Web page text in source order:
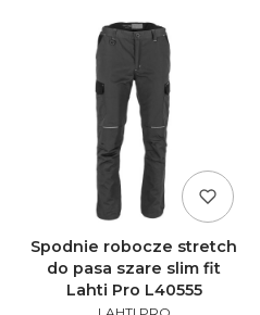
Spodnie robocze stretch
do pasa szare slim fit
Lahti Pro L40555
PRODUCENT